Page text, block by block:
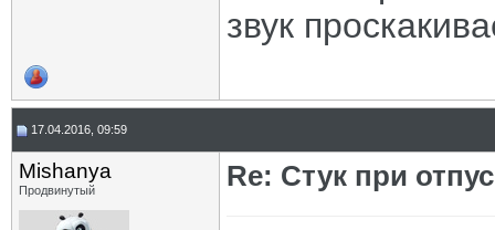
звук
17.04.2016, 09:59
Mishanya
Продвинутый Re: Стук при